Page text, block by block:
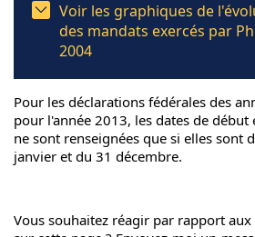
Voir les graphiques de
des mandats exercés par
2004
Pour les déclarations fédérales des
pour l'année 2013, les dates de
ne sont renseignées que si elles sont
janvier et du 31 décembre.
Vous souhaitez réagir par rapport